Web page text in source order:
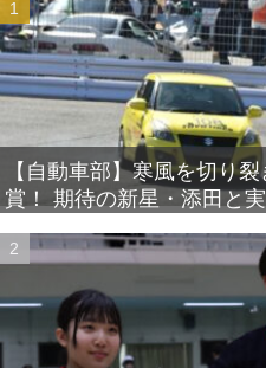
【自動車部】寒風を切り
賞！ 期待の新星・添田と
大会2026